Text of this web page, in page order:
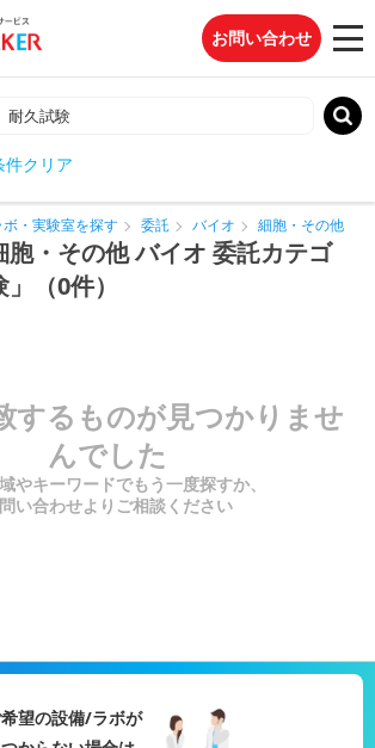
お問い合わせ
件クリア
・実験室を探す 委託 バイオ 細胞・その他
胞・その他 バイオ 委託カテゴ
（0件）
するものが見つかりませ
んでした
やキーワードでもう一度探すか、
い合わせよりご相談ください
望の設備/ラボが